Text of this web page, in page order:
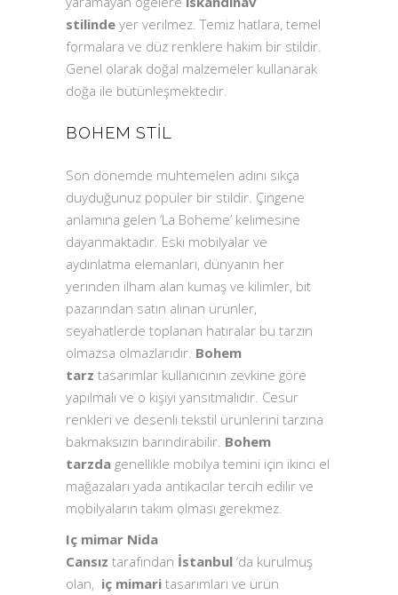
stilinde yer verilmez. Temiz hatlara, temel
formalara ve düz renklere hakim bir stildir.
Genel olarak doğal malzemeler kullanarak
doğa ile bütünleşmektedir.
BOHEM STIL
Son dönemde muhtemelen adını sıkça
duyduğunuz popüler bir stildir. Çingene
anlamına gelen ‘La Boheme’ kelimesine
dayanmaktadır. Eski mobilyalar ve
aydınlatma elemanları, dünyanın her
yerinden ilham alan kumaş ve kilimler, bit
pazarından satın alınan ürünler,
seyahatlerde toplanan hatıralar bu tarzın
olmazsa olmazlarıdır. Bohem
tarz tasarımlar kullanıcının zevkine göre
yapılmalı ve o kişiyi yansıtmalıdır. Cesur
renkleri ve desenli tekstil ürünlerini tarzına
bakmaksızın barındırabilir. Bohem
tarzda genellikle mobilya temini için ikinci el
mağazaları yada antikacılar tercih edilir ve
mobilyaların takım olması gerekmez.
Iç mimar Nida
Cansız tarafından İstanbul ‘da kurulmuş
olan, iç mimari tasarımları ve ürün